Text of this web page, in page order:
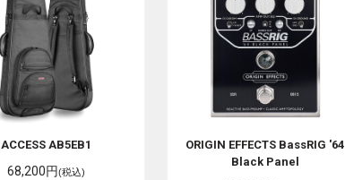
ACCESS AB5EB1
68,200円(税込)
ORIGIN EFFECTS BassRIG '64
Black Panel